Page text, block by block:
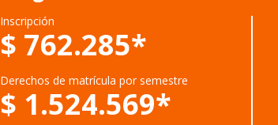
Inscripción
$ 762.285*
Derechos de matrícula por semestre
$ 1.524.569*